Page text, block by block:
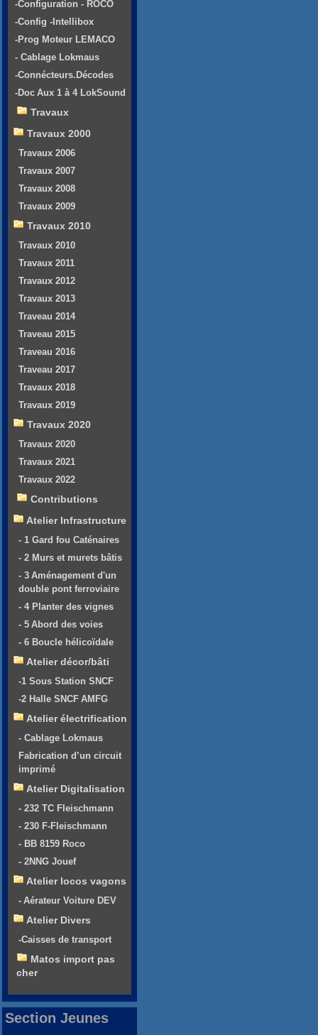
-Configuration - ROCO
-Config -Intellibox
-Prog Moteur LEMACO
- Cablage Lokmaus
-Connécteurs.Décodes
-Doc Aux 1 à 4 LokSound
Travaux
Travaux 2000
Travaux 2006
Travaux 2007
Travaux 2008
Travaux 2009
Travaux 2010
Travaux 2010
Travaux 2011
Travaux 2012
Travaux 2013
Traveau 2014
Traveau 2015
Traveau 2016
Traveau 2017
Travaux 2018
Travaux 2019
Travaux 2020
Travaux 2020
Travaux 2021
Travaux 2022
Contributions
Atelier Infrastructure
- 1 Gard fou Caténaires
- 2 Murs et murets bâtis
- 3 Aménagement d'un
double pont ferroviaire
- 4 Planter des vignes
- 5 Abord des voies
- 6 Boucle hélicoïdale
Atelier décor/bâti
-1 Sous Station SNCF
-2 Halle SNCF AMFG
Atelier électrification
- Cablage Lokmaus
Fabrication d’un circuit
imprimé
Atelier Digitalisation
- 232 TC Fleischmann
- 230 F-Fleischmann
- BB 8159 Roco
- 2NNG Jouef
Atelier locos vagons
- Aérateur Voiture DEV
Atelier Divers
-Caisses de transport
Matos import pas
cher
Section Jeunes